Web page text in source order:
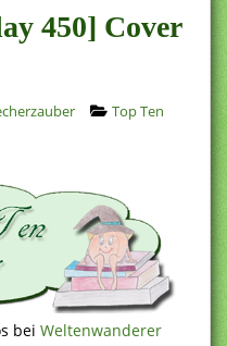
450] Cover
Top Ten
bei Weltenwanderer